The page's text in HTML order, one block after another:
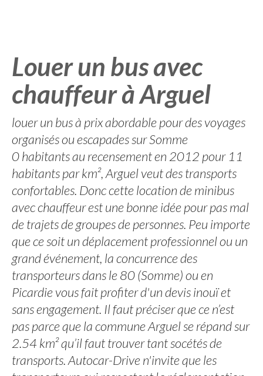
Louer un bus avec
chauffeur à Arguel
louer un bus à prix abordable pour des voyages
organisés ou escapades sur Somme
0 habitants au recensement en 2012 pour 11
habitants par km², Arguel veut des transports
confortables. Donc cette location de minibus
avec chauffeur est une bonne idée pour pas mal
de trajets de groupes de personnes. Peu importe
que ce soit un déplacement professionnel ou un
grand événement, la concurrence des
transporteurs dans le 80 (Somme) ou en
Picardie vous fait profiter d'un devis inouï et
sans engagement. Il faut préciser que ce n’est
pas parce que la commune Arguel se répand sur
2.54 km² qu’il faut trouver tant socétés de
transports. Autocar-Drive n'invite que les